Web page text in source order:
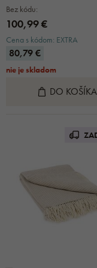
Bez kódu:
100,99 €
Cena s kódom: EXTRA
80,79 €
nie je skladom
DO KOŠÍKA